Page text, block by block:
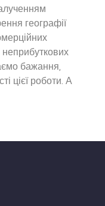
географії
бажання,
цієї роботи. А